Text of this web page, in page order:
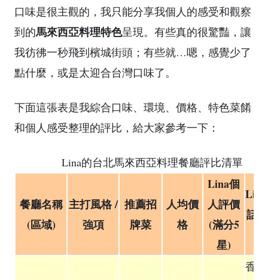
口味是很主觀的，我只能分享我個人的感受和觀察
到的馬來西亞料理特色呈現。有些真的很驚豔，讓
我彷彿一秒飛到檳城街頭；有些就…嗯，感覺少了
點什麼，或是太迎合台灣口味了。
下面這張表是我綜合口味、環境、價格、特色菜餚
和個人感受整理的評比，給大家參考一下：
Lina的台北馬來西亞料理餐廳評比清單
餐廳名稱
(區域)
主打風格 /
強項
推薦招
牌菜
人均價
格
Lina個
人評價
(滿分5
星)
話 /
香